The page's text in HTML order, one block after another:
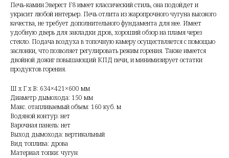
Печь-камин Эверест F8 имеет классический стиль, она подойдет и
украсит любой интерьер. Печь отлита из жаропрочного чугуна высокого
качества, не требует дополнительного фундамента для нее. Имеет
удобную дверь для закладки дров, хороший обзор на пламя через
стекло. Подача воздуха в топочную камеру осуществляется с помощью
заслонки, что позволяет регулировать режим горения. Также имеется
двойной дожиг повышающий КПД печи, и минимизирует остатки
продуктов горения.
Ш x Г x В: 634×421×600 мм
Диаметр дымохода: 150 мм
Макс. отапливаемый объем: 160 куб. м
Водяной контур: нет
Варочная панель: нет
Выход дымохода: вертикальный
Вид топлива: дрова
Материал топки: чугун